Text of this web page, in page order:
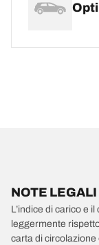
NOTE LEGALI
L’indice di carico e
leggermente
carta di circolazione